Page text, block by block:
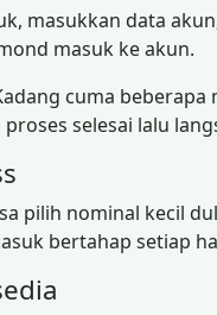
data
masuk ke akun.
cuma
selesai lalu
pilih nominal kecil
bertahap setiap